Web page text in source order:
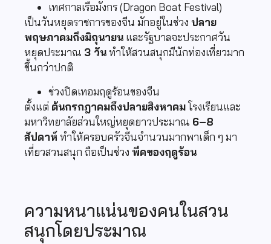
เทศกาลเรือมังกร (Dragon Boat Festival)
เป็นวันหยุดราชการของจีน มักอยู่ในช่วง ปลาย
พฤษภาคมถึงมิถุนายน และรัฐบาลจะประกาศวัน
หยุดประมาณ 3 วันทำให้สวนสนุกมีนักท่องเที่ยวมาก
ขึ้นกว่าปกติ
ช่วงปิดเทอมฤดูร้อนของจีน
ตั้งแต่ ต้นกรกฎาคมถึงปลายสิงหาคมโรงเรียนและ
มหาวิทยาลัยส่วนใหญ่หยุดยาวประมาณ 6–8
สัปดาห์ ทำให้ครอบครัวจีนจำนวนมากพาเด็ก ๆ มา
เที่ยวสวนสนุก ถือเป็นช่วง พีคของฤดูร้อน
ความหนาแน่นของคนในสวน
สนุกโดยประมาณ